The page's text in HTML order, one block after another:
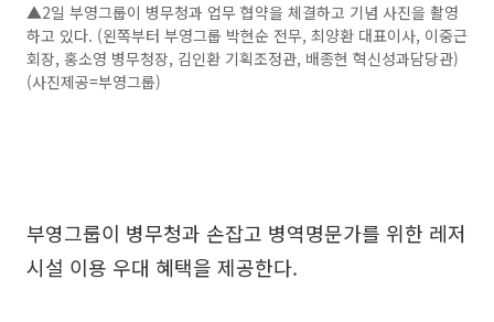
▲2일 부영그룹이 병무청과 업무 협약을 체결하고 기념 사진을 촬영
하고 있다. (왼쪽부터 부영그룹 박현순 전무, 최양환 대표이사, 이중근
회장, 홍소영 병무청장, 김인환 기획조정관, 배종현 혁신성과담당관)
(사진제공=부영그룹)
부영그룹이 병무청과 손잡고 병역명문가를 위한 레저
시설 이용 우대 혜택을 제공한다.